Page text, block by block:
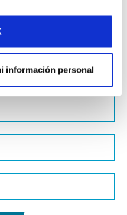
información personal
del Prayerline